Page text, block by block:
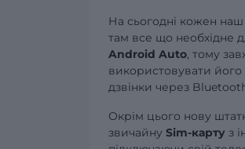
На сьогодні кожен
там все що необхідне
Android Auto, тому
використовувати його
дзвінки через
Окрім цього нову
звичайну Sim-карту з